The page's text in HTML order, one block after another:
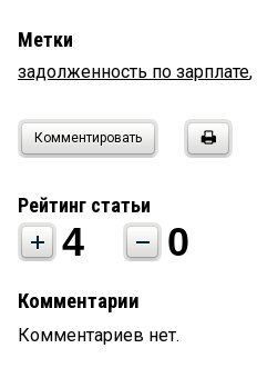
Метки
задолженность по зарплате,
Комментировать
Рейтинг статьи
4 0
Комментарии
Комментариев нет.